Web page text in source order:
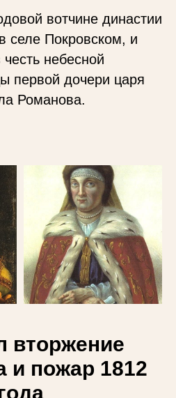
вотчине династии
Покровском, и
небесной
первой дочери царя
Романова.
вторжение
и пожар 1812